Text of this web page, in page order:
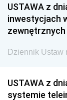
USTAWA z
inwestycjach
zewnętrznych
Dziennik Ustaw
USTAWA z
systemie